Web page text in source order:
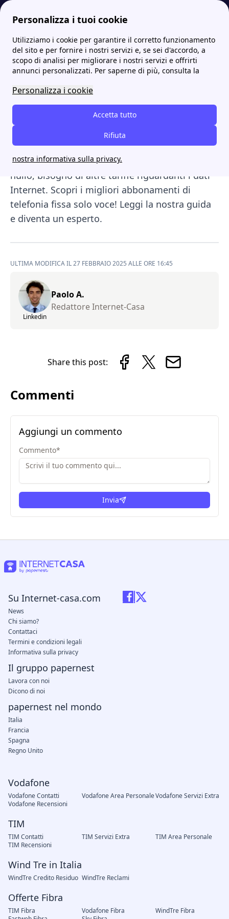
Personalizza i tuoi cookie
Utilizziamo i cookie per garantire il corretto funzionamento
del sito e per fornire i nostri servizi e, se sei d'accordo, a
scopo di analisi per migliorare i nostri servizi e offrirti
annunci personalizzati. Per saperne di più, consulta la
Personalizza i cookie
Accetta tutto
Rifiuta
nostra informativa sulla privacy.
Internet Casa Telefonia: tutto sulla rete mobile e fissa Telefonia fissa offerte solo voce: scopri le migliori del 2023
Telefonia fissa offerte solo
voce: scopri le migliori del
2023
telefonia fissa"solo voce"
costituiscono un ampio scenario dedicato a
tutti coloro che hanno uno scarso, se non
nullo, bisogno di altre tariffe riguardanti i dati
Internet. Scopri i migliori abbonamenti di
telefonia fissa solo voce! Leggi la nostra guida
e diventa un esperto.
ULTIMA MODIFICA IL 27 FEBBRAIO 2025 ALLE ORE 16:45
Linkedin
Paolo A.
Redattore Internet-Casa
Share this post:
Commenti
Aggiungi un commento
Commento*
Invia
Vodafone
Vodafone Contatti Vodafone Area PersonaleVodafone Servizi Extra
Vodafone Recensioni
TIM
TIM Contatti TIM Servizi Extra
TIM Area Personale
TIM Recensioni
Wind Tre in Italia
WindTre Credito Residuo WindTre Reclami
Offerte Fibra
TIM Fibra Vodafone Fibra
WindTre Fibra
Su Internet-casa.com
News
Chi siamo?
Contattaci
Termini e condizioni legali
Informativa sulla privacy
Il gruppo papernest
Lavora con noi
Dicono di noi
papernest nel mondo
Italia
Francia
Spagna
Regno Unito